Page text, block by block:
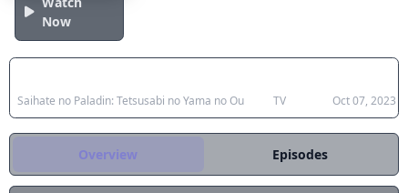
Now
Saihate no Paladin: Tetsusabi no Yama no Ou TV Oct 07, 2023
Overview Episodes